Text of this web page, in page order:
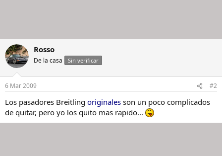
Rosso
De la casa Sin verificar
6 Mar 2009 #2
Los pasadores Breitling originales son un poco complicados
de quitar, pero yo los quito mas rapido...